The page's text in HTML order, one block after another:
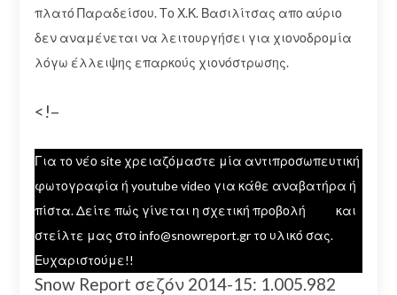
πλατό Παραδείσου. Το Χ.Κ. Βασιλίτσας απο αύριο
δεν αναμένεται να λειτουργήσει για χιονοδρομία
λόγω έλλειψης επαρκούς χιονόστρωσης.
<!–
Για το νέο site χρειαζόμαστε μία αντιπροσωπευτική
φωτογραφία ή youtube video για κάθε αναβατήρα ή
πίστα. Δείτε πώς γίνεται η σχετική προβολή
και
στείλτε μας στο info@snowreport.gr το υλικό σας.
Ευχαριστούμε!!
Snow Report σεζόν 2014-15: 1.005.982